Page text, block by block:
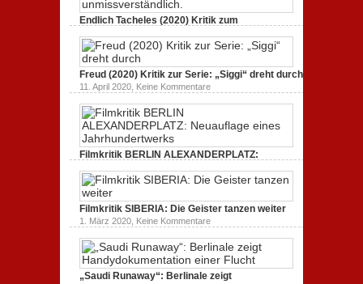
UND
STAUB
Kritik
zum
Bullenritt
durch
ein
Endlich Tacheles (2020) Kritik zum
Dokumentarfilm: unverständlich,
unmissverständlich.
19. Mai 2020,Keine Kommentare
Endlich
Tacheles
(2020)
unverständlich,
Freud (2020) Kritik zur Serie: „Siggi“ dreht durch
11. April 2020, Keine Kommentarezu
Freud
(2020)
zur
dreht
durch
Filmkritik BERLIN ALEXANDERPLATZ:
Neuauflage eines Jahrhundertwerks
1. März 2020,Keine Kommentarezu
BERLIN
ALEXANDERPLATZ:
Neuauflage
eines
Jahrhundertwerks
Filmkritik SIBERIA: Die Geister tanzen weiter
1. März 2020, Keine Kommentarezu
Filmkritik
SIBERIA:
Die
Geister
tanzen
weiter
„Saudi Runaway“: Berlinale zeigt